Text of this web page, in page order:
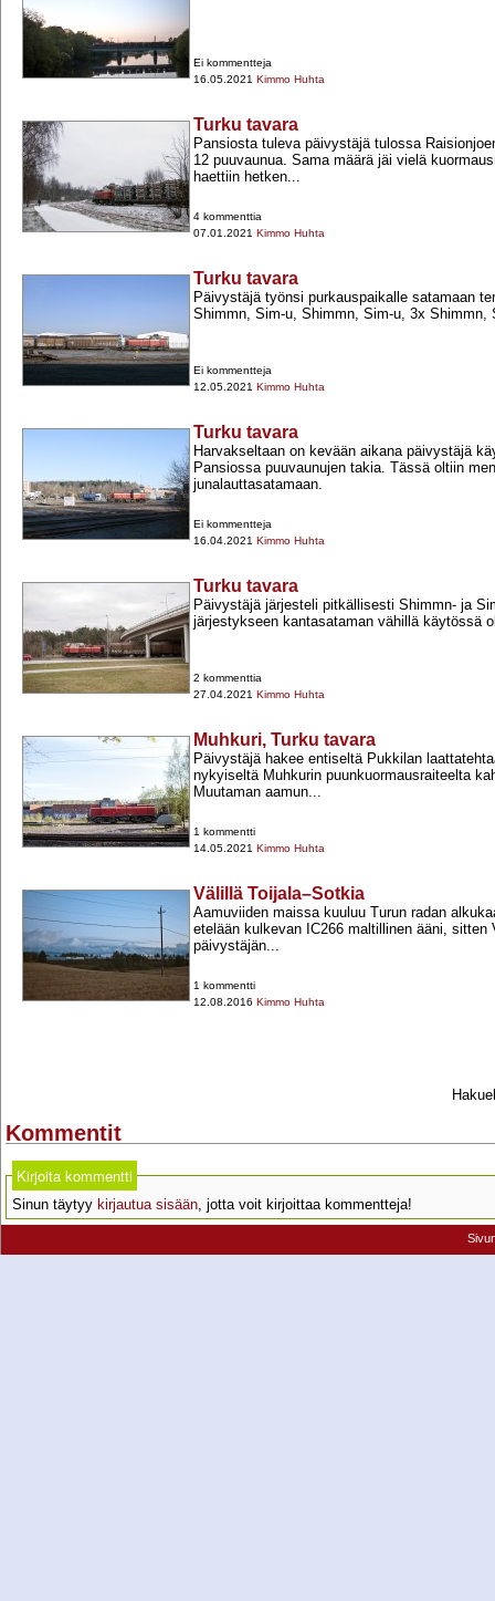
Ei kommentteja
16.05.2021 Kimmo Huhta
Turku tavara
Pansiosta tuleva päivystäjä tulossa
12 puuvaunua. Sama määrä jäi vielä
haettiin hetken...
4 kommenttia
07.01.2021 Kimmo Huhta
Turku tavara
Päivystäjä työnsi purkauspaikalle satamaan
Shimmn, Sim-​u, Shimmn, Sim-​u, 3x Shimmn,
Ei kommentteja
12.05.2021 Kimmo Huhta
Turku tavara
Harvakseltaan on kevään aikana päivystäjä
Pansiossa puuvaunujen takia. Tässä oltiin
junalauttasatamaan.
Ei kommentteja
16.04.2021 Kimmo Huhta
Turku tavara
Päivystäjä järjesteli pitkällisesti Shimmn-​ ja
järjestykseen kantasataman vähillä käytössä
2 kommenttia
27.04.2021 Kimmo Huhta
Muhkuri, Turku tavara
Päivystäjä hakee entiseltä Pukkilan
nykyiseltä Muhkurin puunkuormausraiteelta
Muutaman aamun...
1 kommentti
14.05.2021 Kimmo Huhta
Välillä Toijala–Sotkia
Aamuviiden maissa kuuluu Turun radan
etelään kulkevan IC266 maltillinen ääni, sitten
päivystäjän...
1 kommentti
12.08.2016 Kimmo Huhta
Kommentit
Kirjoita kommentti
Sinun täytyy kirjautua sisään, jotta voit kirjoittaa kommentteja!